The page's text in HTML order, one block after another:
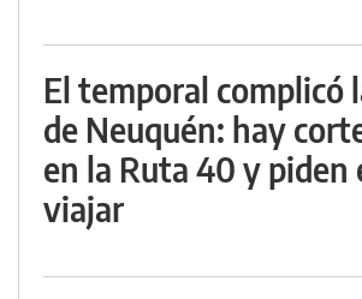
El temporal complicó
de Neuquén: hay
en la Ruta 40 y
viajar